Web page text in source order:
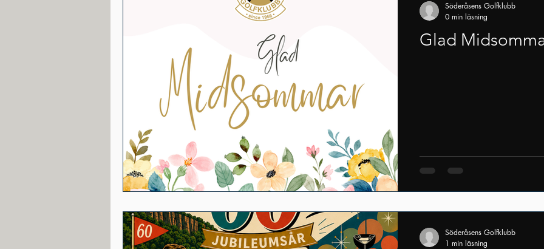
Glad
Söderåsens Golfklubb
0 min läsning
Söderåsens Golfklubb
1 min läsning